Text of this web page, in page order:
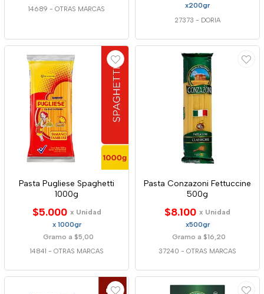
14689 - OTRAS MARCAS x200gr
27373 - DORIA
Pasta Pugliese Spaghetti
1000g
$5.000 x Unidad
x 1000gr
Gramo a $5,00
14841 - OTRAS MARCAS
Pasta Conzazoni Fettuccine
500g
$8.100 x Unidad
x500gr
Gramo a $16,20
37240 - OTRAS MARCAS